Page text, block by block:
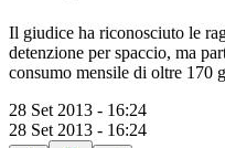
Il giudice ha riconosciuto le
detenzione per spaccio, ma
consumo mensile di oltre 170
28 Set 2013 - 16:24
28 Set 2013 - 16:24